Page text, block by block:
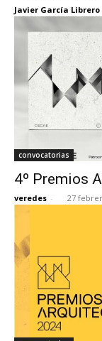
Javier García Librero
convocatorias
4º Premios
veredes - 27